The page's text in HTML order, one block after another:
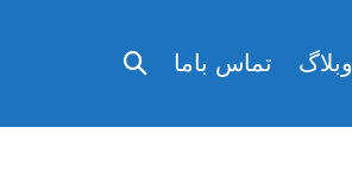
وبلاگ تماس باما
تغییر